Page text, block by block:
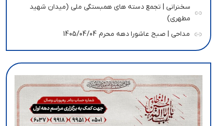
سخنرانی | تجمع دسته های همبستگی ملی (میدان شهید
مطهری)
مداحی | صبح عاشورا دهه محرم 1405/04/04